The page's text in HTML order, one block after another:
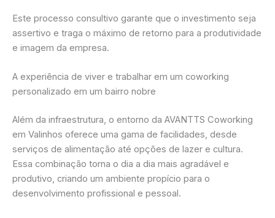
Este processo consultivo garante que o investimento seja
assertivo e traga o máximo de retorno para a produtividade
e imagem da empresa.
A experiência de viver e trabalhar em um coworking
personalizado em um bairro nobre
Além da infraestrutura, o entorno da AVANTTS Coworking
em Valinhos oferece uma gama de facilidades, desde
serviços de alimentação até opções de lazer e cultura.
Essa combinação torna o dia a dia mais agradável e
produtivo, criando um ambiente propício para o
desenvolvimento profissional e pessoal.